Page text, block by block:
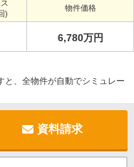
)
物件価格
6,780万円
と、全物件が自動でシミュレー
資料請求